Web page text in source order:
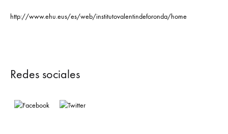
http://www.ehu.eus/es/web/institutovalentindeforonda/home
Redes sociales